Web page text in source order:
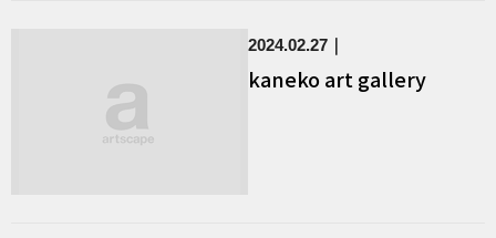
2024.02.27
kaneko art gallery